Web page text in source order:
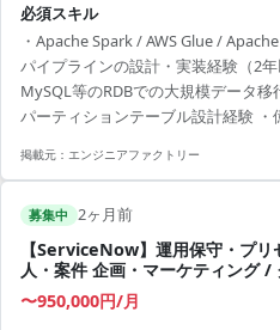
らAurora PostgreSQLへの移行設計
による段階移行を実施します。 ま
合、Step Functionsを用いたオーケ
統合、Silver層ETL改修なども担当い
必須スキル
・Apache Spark / AWS Glue /
パイプラインの設計・実装経験（2
MySQL等のRDBでの大規模データ
パーティションテーブル設計経験 ・
運用経験 ・AWSデータ基盤サービス
存設計書レビューおよび設計判断経験
掲載元： エンジニアファクトリー
募集中 2ヶ月前
【ServiceNow】運用保守・プ
人・案件 企画・マーケティング /
〜950,000円/月